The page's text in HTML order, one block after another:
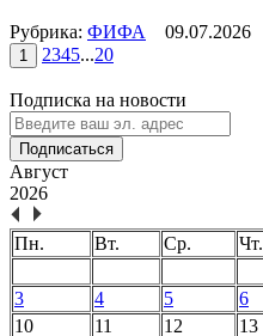
Рубрика: ФИФА 09.07.2026
1 2345...20
Подписка на новости
Подписаться
Август
2026
Пн. Вт. Ср. Чт.
3
4 5 6
10
11 12 13